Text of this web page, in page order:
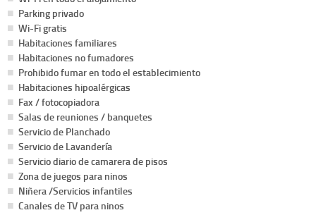
Parking privado
Wi-Fi gratis
Habitaciones familiares
Habitaciones no fumadores
Prohibido fumar en todo el establecimiento
Habitaciones hipoalérgicas
Fax / fotocopiadora
Salas de reuniones / banquetes
Servicio de Planchado
Servicio de Lavandería
Servicio diario de camarera de pisos
Zona de juegos para ninos
Niñera /Servicios infantiles
Canales de TV para ninos